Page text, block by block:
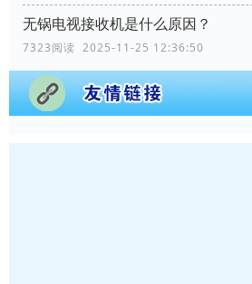
无锅电视接收机是什么原因？
7323阅读 2025-11-25 12:36:50